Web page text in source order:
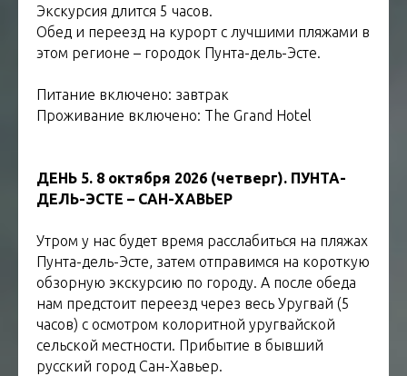
Экскурсия длится 5 часов.
Обед и переезд на курорт с лучшими пляжами в
этом регионе – городок Пунта-дель-Эсте.
Питание включено: завтрак
Проживание включено: The Grand Hotel
ДЕНЬ 5. 8 октября 2026 (четверг). ПУНТА-
ДЕЛЬ-ЭСТЕ – САН-ХАВЬЕР
Утром у нас будет время расслабиться на пляжах
Пунта-дель-Эсте, затем отправимся на короткую
обзорную экскурсию по городу. А после обеда
нам предстоит переезд через весь Уругвай (5
часов) с осмотром колоритной уругвайской
сельской местности. Прибытие в бывший
русский город Сан-Хавьер.